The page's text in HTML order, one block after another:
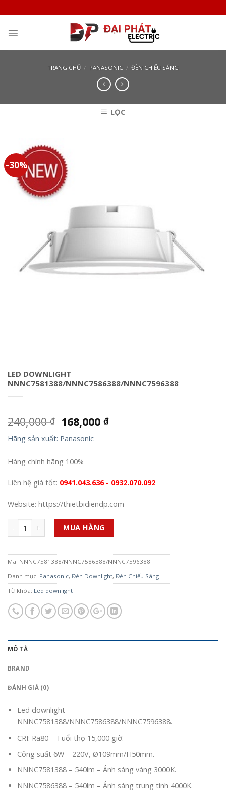
to
content
TRANG CHỦ / PANASONIC / ĐÈN CHIẾU SÁNG
LỌC
-30%
LED DOWNLIGHT
NNNC7581388/NNNC7586388/NNNC7596388
240,000₫ 168,000₫
Hãng sản xuất: Panasonic
Hàng chính hãng 100%
Liên hệ giá tốt: 0941.043.636 - 0932.070.092
Website: https://thietbidiendp.com
Số lượng MUA HÀNG
Mã: NNNC7581388/NNNC7586388/NNNC7596388
Danh mục: Panasonic, Đèn Downlight, Đèn Chiếu Sáng
Từ khóa: Led downlight
MÔ TẢ
BRAND
ĐÁNH GIÁ (0)
Led downlight
NNNC7581388/NNNC7586388/NNNC7596388.
CRI: Ra80 – Tuổi thọ 15,000 giờ.
Công suất 6W – 220V, Ø109mm/H50mm.
NNNC7581388 – 540lm – Ánh sáng vàng 3000K.
NNNC7586388 – 540lm – Ánh sáng trung tính 4000K.